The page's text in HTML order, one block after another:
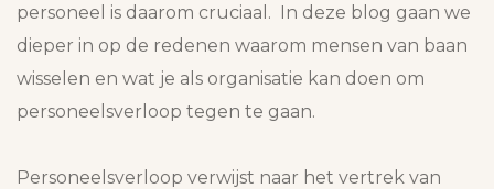
personeel is daarom cruciaal. In deze blog gaan we
dieper in op de redenen waarom mensen van baan
wisselen en wat je als organisatie kan doen om
personeelsverloop tegen te gaan.
Personeelsverloop verwijst naar het vertrek van